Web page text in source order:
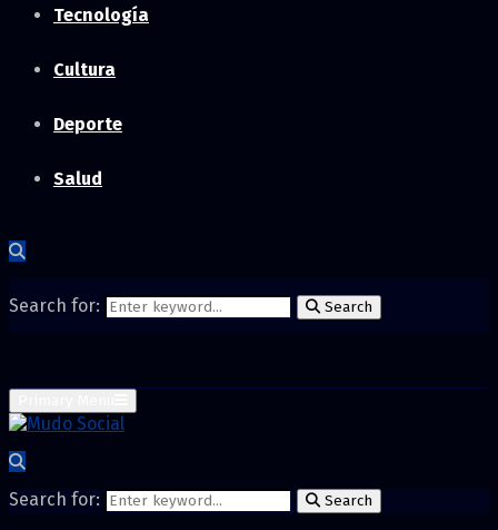
Tecnología
Cultura
Deporte
Salud
Search for: Search
Search for: Search